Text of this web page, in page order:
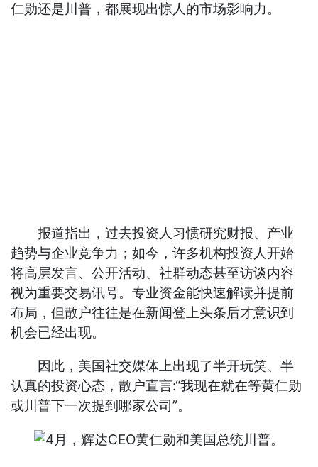
仁勋还是川普，都展现出惊人的市场影响力。
报道指出，过去投资人习惯研究财报、产业
趋势与企业竞争力；如今，许多机构投资人开始
将高层发言、公开活动、社群动态甚至访谈内容
视为重要交易讯号。专业资金能快速解读并提前
布局，但散户往往是在新闻登上头条后才意识到
机会已经出现。
因此，美国社交媒体上出现了半开玩笑、半
认真的投资心态，散户直言:“我现在就在等黄仁勋
或川普下一次提到哪家公司”。